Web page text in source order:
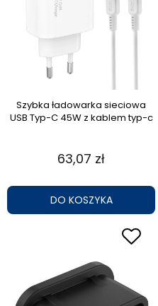
Szybka ładowarka sieciowa
USB Typ-C 45W z kablem typ-c
63,07 zł
DO KOSZYKA